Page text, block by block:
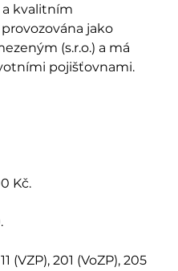
kvalitním
jako
(s.r.o.) a má
pojišťovnami.
Kč.
(VZP), 201 (VoZP), 205